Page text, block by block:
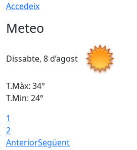
Accedeix
Meteo
Dissabte, 8 d’agost
T.Màx: 34°
T.Min: 24°
1
2
AnteriorSegüent